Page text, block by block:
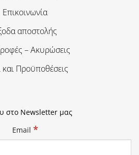
Επικοινωνία
αποστολής
– Ακυρώσεις
Προϋποθέσεις
στο Newsletter μας
Email *